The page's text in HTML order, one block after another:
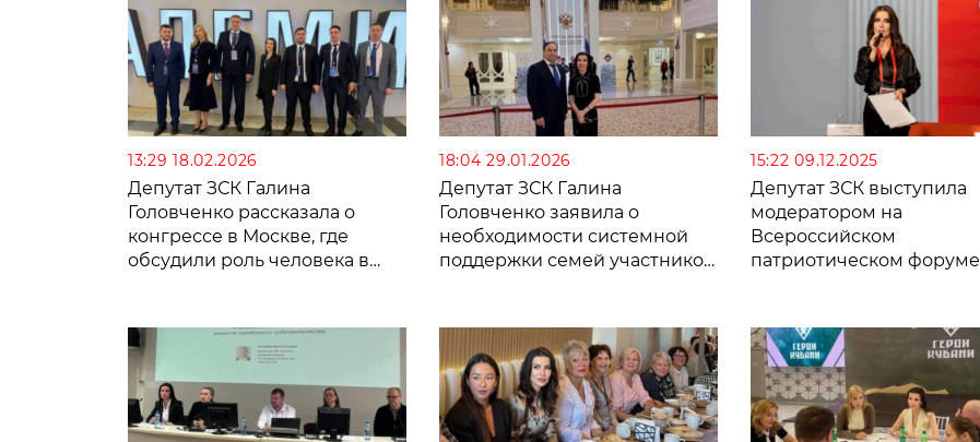
13:29 18.02.2026
Депутат ЗСК Галина
Головченко рассказала о
конгрессе в Москве, где
обсудили роль человека в
18:04 29.01.2026
Депутат ЗСК Галина
Головченко заявила о
необходимости системной
поддержки семей участников
15:22 09.12.2025
Депутат ЗСК выступила
модератором на
Всероссийском
патриотическом форуме